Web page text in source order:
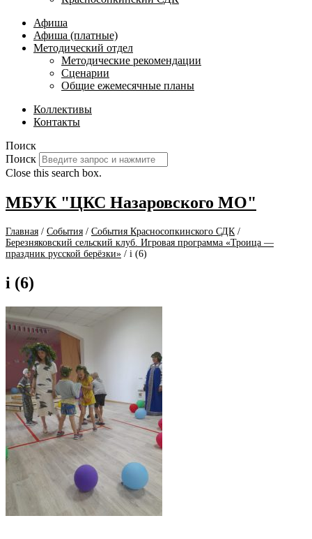
Афиша
Афиша (платные)
Методический отдел
Методические рекомендации
Сценарии
Общие ежемесячные планы
Коллективы
Контакты
Поиск
Поиск
Close this search box.
МБУК "ЦКС Назаровского МО"
Главная / События / События Красносопкинского СДК /
Березняковский сельский клуб. Игровая программа «Троица —
праздник русской берёзки» / i (6)
i (6)